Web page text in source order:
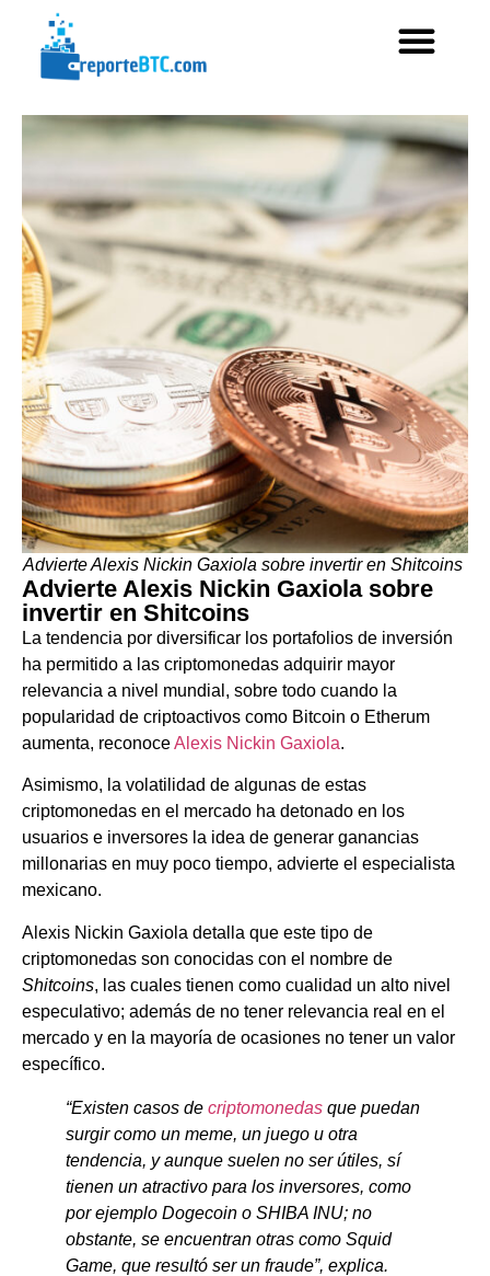
Advierte Alexis Nickin Gaxiola sobre invertir en Shitcoins
Advierte Alexis Nickin Gaxiola sobre
invertir en Shitcoins
La tendencia por diversificar los portafolios de inversión
ha permitido a las criptomonedas adquirir mayor
relevancia a nivel mundial, sobre todo cuando la
popularidad de criptoactivos como Bitcoin o Etherum
aumenta, reconoceAlexis Nickin Gaxiola.
Asimismo, la volatilidad de algunas de estas
criptomonedas en el mercado ha detonado en los
usuarios e inversores la idea de generar ganancias
millonarias en muy poco tiempo, advierte el especialista
mexicano.
Alexis Nickin Gaxiola detalla que este tipo de
criptomonedas son conocidas con el nombre de
Shitcoins, las cuales tienen como cualidad un alto nivel
especulativo; además de no tener relevancia real en el
mercado y en la mayoría de ocasiones no tener un valor
específico.
“Existen casos de criptomonedas que puedan
surgir como un meme, un juego u otra
tendencia, y aunque suelen no ser útiles, sí
tienen un atractivo para los inversores, como
por ejemplo Dogecoin o SHIBA INU; no
obstante, se encuentran otras como Squid
Game, que resultó ser un fraude”, explica.